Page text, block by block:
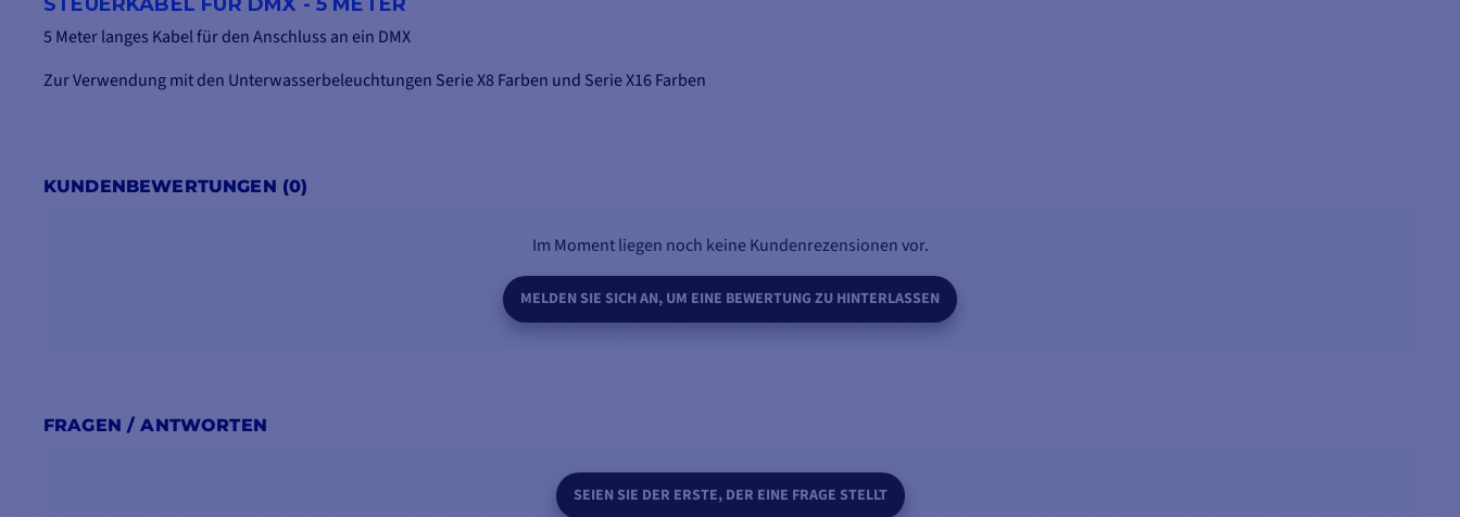
5 Meter langes Kabel für den Anschluss an ein DMX
Zur Verwendung mit den Unterwasserbeleuchtungen Serie X8 Farben und Serie X16 Farben
KUNDENBEWERTUNGEN (0)
Im Moment liegen noch keine Kundenrezensionen vor.
MELDEN SIE SICH AN, UM EINE BEWERTUNG ZU HINTERLASSEN
FRAGEN / ANTWORTEN
SEIEN SIE DER ERSTE, DER EINE FRAGE STELLT